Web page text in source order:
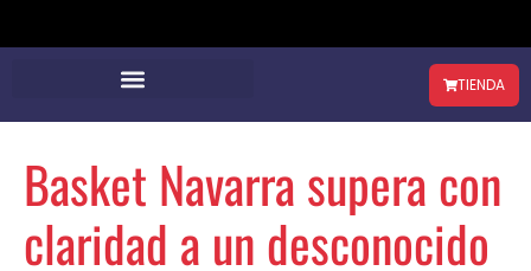
TIENDA
Basket Navarra supera con
claridad a un desconocido